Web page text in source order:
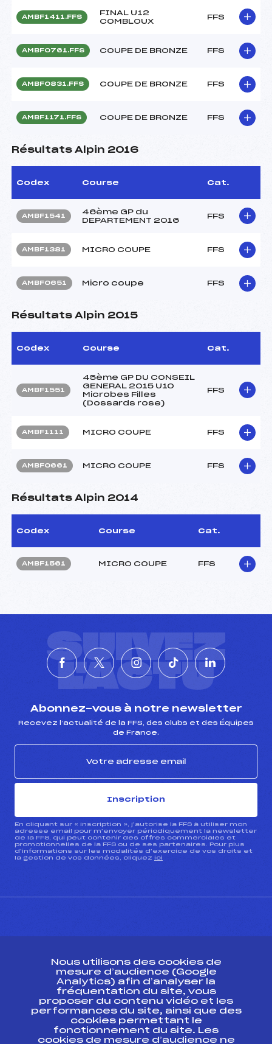
AMBF1411.FFS
FINAL U12
COMBLOUX
FFS
AMBF0761.FFS COUPE DE BRONZE FFS
AMBF0831.FFS COUPE DE BRONZE FFS
AMBF1171.FFS COUPE DE BRONZE FFS
Résultats Alpin 2016
Codex Course Cat.
AMBF1541
46ème GP du
DEPARTEMENT 2016
FFS
AMBF1381 MICRO COUPE FFS
AMBF0651 Micro coupe FFS
Résultats Alpin 2015
Codex Course Cat.
AMBF1551
45ème GP DU CONSEIL
GENERAL 2015 U10
Microbes Filles
(Dossards rose)
FFS
AMBF1111 MICRO COUPE FFS
AMBF0661 MICRO COUPE FFS
Résultats Alpin 2014
Codex Course Cat.
AMBF1561 MICRO COUPE FFS
SUIVEZ
L'ACTU
Abonnez-vous à notre newsletter
Recevez l’actualité de la FFS, des clubs et des Équipes
de France.
Inscription
En cliquant sur « inscription », j’autorise la FFS à utiliser mon
adresse email pour m’envoyer périodiquement la newsletter
de la FFS, qui peut contenir des offres commerciales et
promotionnelles de la FFS ou de ses partenaires. Pour plus
d’informations sur les modalités d’exercice de vos droits et
la gestion de vos données, cliquez ici
ESPACE PRESSE
Ressources
Pass’Neige
Projet sportif fédéral
Projet de performance fédéral
Nous utilisons des cookies de
mesure d’audience (Google
Analytics) afin d’analyser la
fréquentation du site, vous
proposer du contenu vidéo et les
performances du site, ainsi que des
cookies permettant le
fonctionnement du site. Les
cookies de mesure d’audience ne